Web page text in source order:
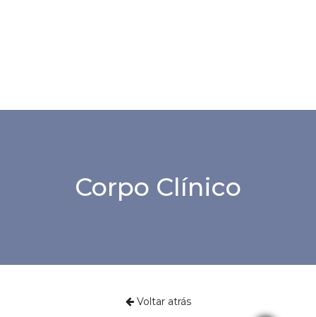
Corpo Clínico
Voltar atrás